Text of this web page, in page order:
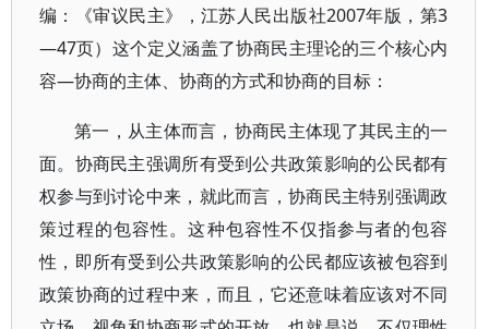
编：《审议民主》，江苏人民出版社2007年版，第3
—47页）这个定义涵盖了协商民主理论的三个核心内
容—协商的主体、协商的方式和协商的目标：
第一，从主体而言，协商民主体现了其民主的一
面。协商民主强调所有受到公共政策影响的公民都有
权参与到讨论中来，就此而言，协商民主特别强调政
策过程的包容性。这种包容性不仅指参与者的包容
性，即所有受到公共政策影响的公民都应该被包容到
政策协商的过程中来，而且，它还意味着应该对不同